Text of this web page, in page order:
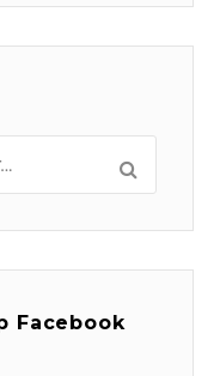
Facebook